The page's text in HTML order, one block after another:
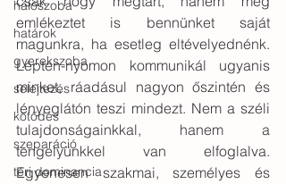
hálószoba
határok
gyerekszoba
selejtezés
kötődés
szeparáció
téri dominancia
emlékeztet is bennünket saját
magunkra, ha esetleg eltévelyednénk.
Lépten-nyomon kommunikál ugyanis
minket, ráadásul nagyon őszintén és
lényeglátón teszi mindezt. Nem a széli
tulajdonságainkkal, hanem a
tengelyünkkel van elfoglalva.
Egyenesen szakmai, személyes és